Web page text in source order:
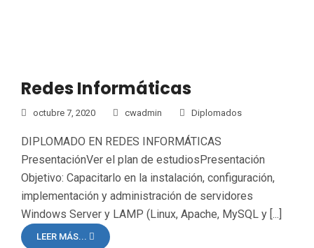
Redes Informáticas
octubre 7, 2020 cwadmin Diplomados
DIPLOMADO EN REDES INFORMÁTICAS
PresentaciónVer el plan de estudiosPresentación
Objetivo: Capacitarlo en la instalación, configuración,
implementación y administración de servidores
Windows Server y LAMP (Linux, Apache, MySQL y [...]
LEER MÁS...